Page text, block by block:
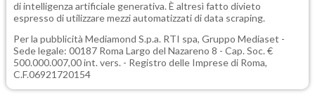
di intelligenza artificiale generativa. È altresì fatto divieto
espresso di utilizzare mezzi automatizzati di data scraping.
Per la pubblicità Mediamond S.p.a. RTI spa, Gruppo Mediaset -
Sede legale: 00187 Roma Largo del Nazareno 8 - Cap. Soc. €
500.000.007,00 int. vers. - Registro delle Imprese di Roma,
C.F.06921720154